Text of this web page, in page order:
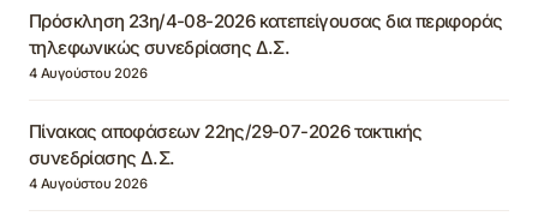
Πρόσκληση 23η/4-08-2026 κατεπείγουσας δια περιφοράς
τηλεφωνικώς συνεδρίασης Δ.Σ.
4 Αυγούστου 2026
Πίνακας αποφάσεων 22ης/29-07-2026 τακτικής
συνεδρίασης Δ.Σ.
4 Αυγούστου 2026